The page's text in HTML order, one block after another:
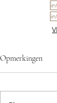
Opmerkingen